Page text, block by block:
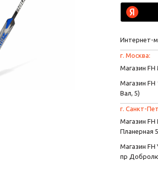
Интернет-
г. Москва:
Магазин FH
Магазин FH
Вал, 5)
г. Санкт-
Магазин
Планерная
Магазин
пр